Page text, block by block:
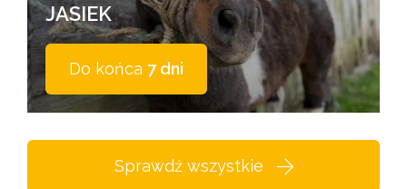
JASIEK
Do końca 7 dni
Sprawdź wszystkie